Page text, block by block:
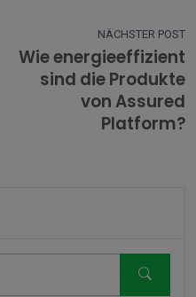
NÄCHSTER POST
Wie energieeffizient
sind die Produkte
von Assured
Platform?